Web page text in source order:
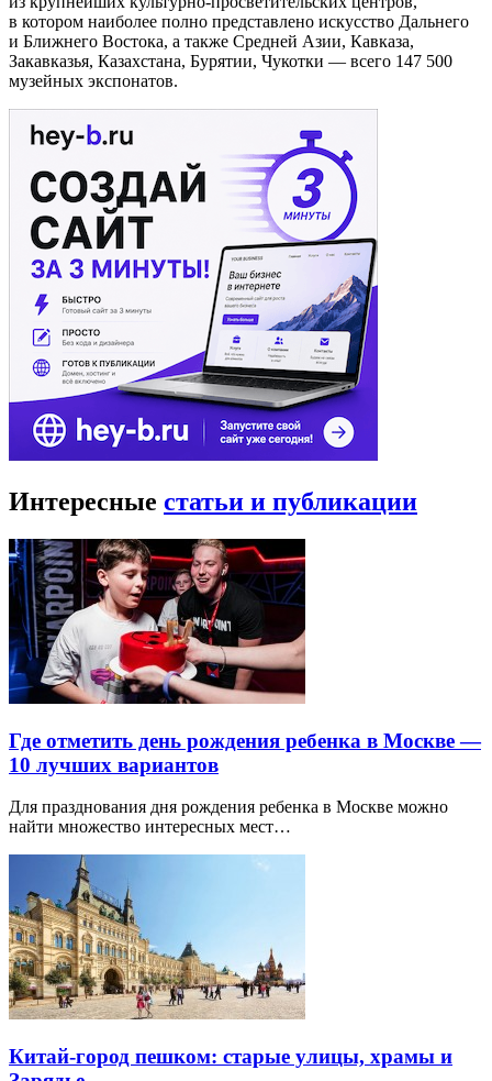
в котором наиболее полно представлено искусство Дальнего
и Ближнего Востока, а также Средней Азии, Кавказа,
Закавказья, Казахстана, Бурятии, Чукотки — всего 147 500
музейных экспонатов.
Интересные статьи и публикации
Где отметить день рождения ребенка в Москве —
10 лучших вариантов
Для празднования дня рождения ребенка в Москве можно
найти множество интересных мест…
Китай-город пешком: старые улицы, храмы и